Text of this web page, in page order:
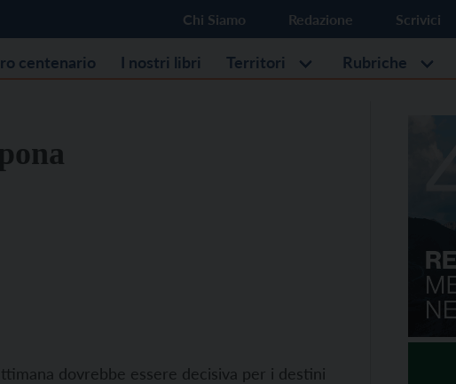
Chi Siamo Redazione Scrivici
centenario I nostri libri Territori Rubriche
dovrebbe essere decisiva per i destini